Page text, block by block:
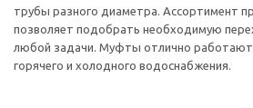
трубы разного диаметра. Ассортимент
позволяет подобрать необходимую
любой задачи. Муфты отлично работают
горячего и холодного водоснабжения.